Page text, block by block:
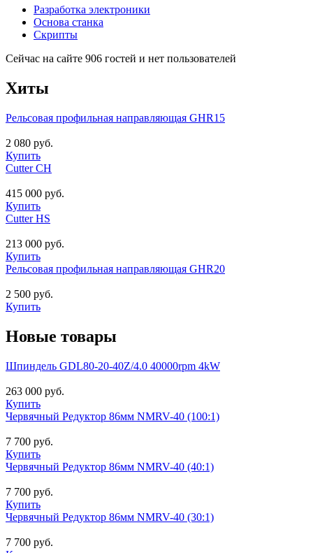
Разработка электроники
Основа станка
Скрипты
Сейчас на сайте 906 гостей и нет пользователей
Хиты
Рельсовая профильная направляющая GHR15
2 080 руб.
Купить
Cutter CH
415 000 руб.
Купить
Cutter HS
213 000 руб.
Купить
Рельсовая профильная направляющая GHR20
2 500 руб.
Купить
Новые товары
Шпиндель GDL80-20-40Z/4.0 40000rpm 4kW
263 000 руб.
Купить
Червячный Редуктор 86мм NMRV-40 (100:1)
7 700 руб.
Купить
Червячный Редуктор 86мм NMRV-40 (40:1)
7 700 руб.
Купить
Червячный Редуктор 86мм NMRV-40 (30:1)
7 700 руб.